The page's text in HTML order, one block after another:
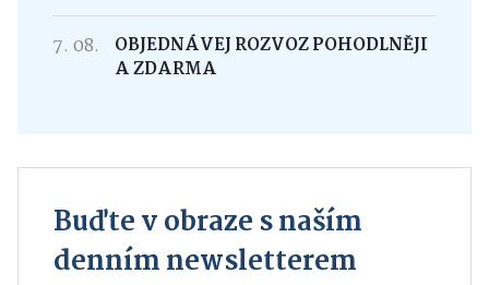
7. 08.
OBJEDNÁVEJ ROZVOZ POHODLNĚJI
A ZDARMA
Buďte v obraze s naším
denním newsletterem